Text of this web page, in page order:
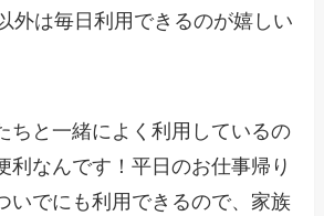
外は毎日利用できるのが嬉しい
ちと一緒によく利用しているの
利なんです！平日のお仕事帰り
いでにも利用できるので、家族